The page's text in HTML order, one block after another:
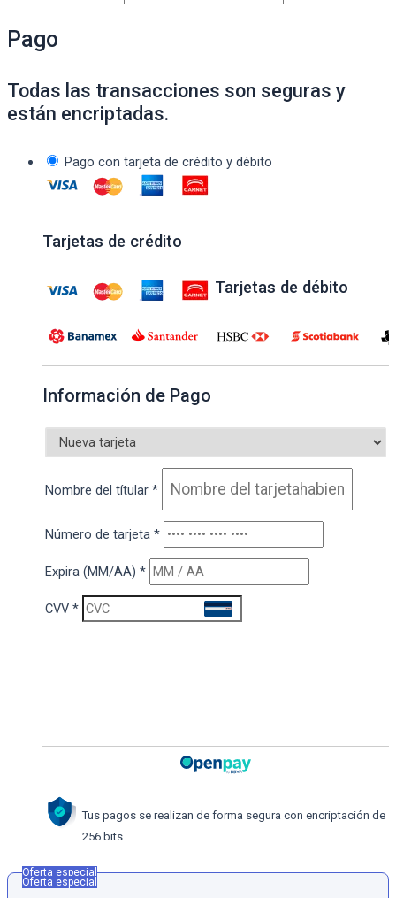
Pago
Todas las transacciones son seguras y
están encriptadas.
Pago con tarjeta de crédito y débito
Tarjetas de crédito
Tarjetas de débito
Información de Pago
Nombre del títular *
Número de tarjeta *
Expira (MM/AA) *
CVV *
Tus pagos se realizan de forma segura con encriptación de
256 bits
Oferta especial
Oferta especial